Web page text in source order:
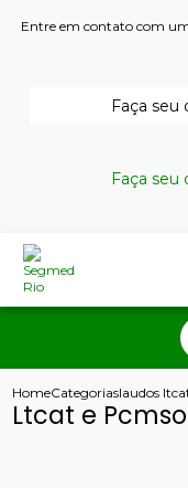
Entre em contato com um
Faça seu
Faça seu
HomeCategoriaslaudos
Ltcat e